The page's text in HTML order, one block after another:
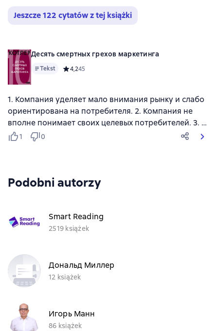
Jeszcze 122 cytatów z tej książki
Десять смертных грехов маркетинга
Tekst Средний рейтинг 4,2 на основе 45 оценок
4,245
1. Компания уделяет мало внимания рынку и слабо
ориентирована на потребителя. 2. Компания не
вполне понимает своих целевых потребителей. 3. …
1 0
Podobni autorzy
Smart Reading
2519 książek
Дональд Миллер
12 książek
Игорь Манн
86 książek